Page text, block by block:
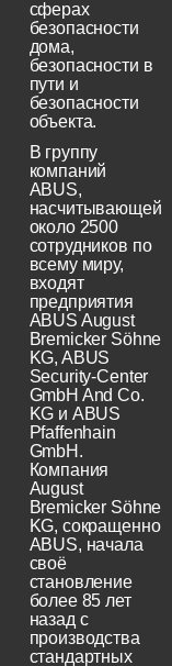
сферах
безопасности
дома,
безопасности в
пути и
безопасности
объекта.
В группу
компаний
ABUS,
насчитывающей
около 2500
сотрудников по
всему миру,
входят
предприятия
ABUS August
Bremicker Söhne
KG, ABUS
Security-Center
GmbH And Co.
KG и ABUS
Pfaffenhain
GmbH.
Компания
August
Bremicker Söhne
KG, сокращенно
ABUS, начала
своё
становление
более 85 лет
назад с
производства
стандартных